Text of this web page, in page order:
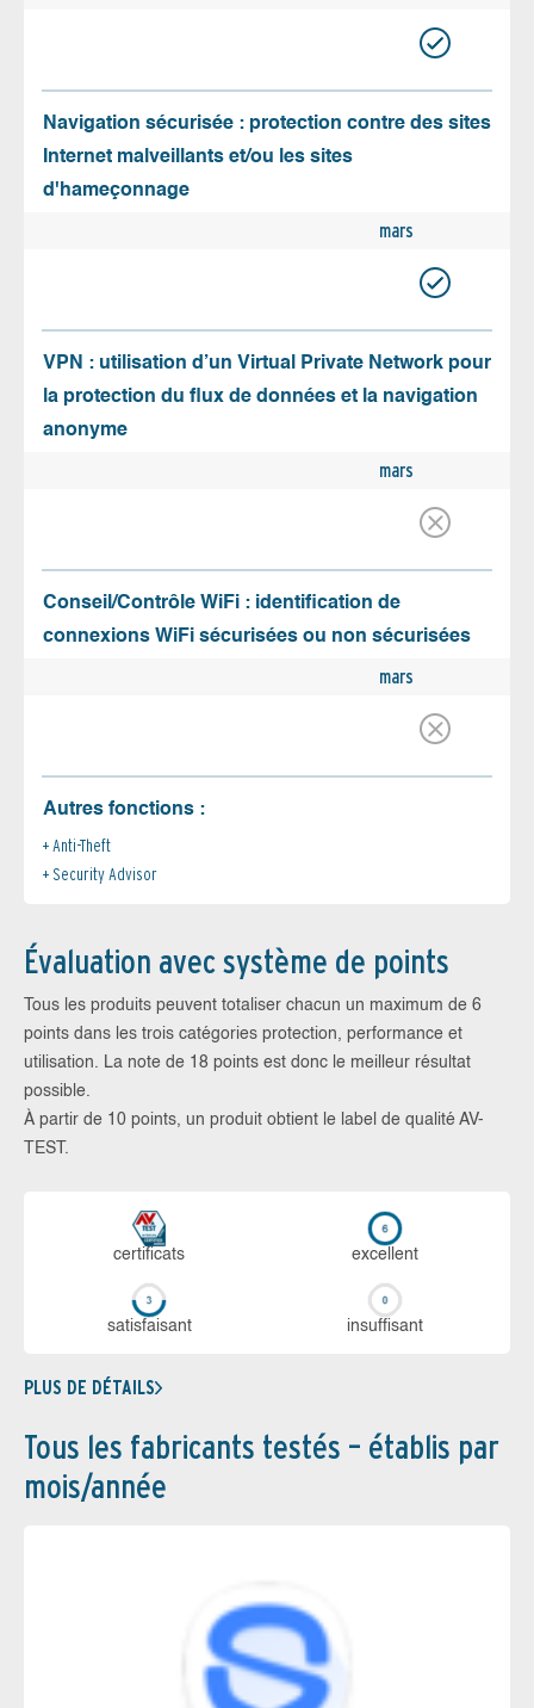
Navigation sécurisée : protection contre des sites
Internet malveillants et/ou les sites
d'hameçonnage
mars
VPN : utilisation d’un Virtual Private Network pour
la protection du flux de données et la navigation
anonyme
mars
Conseil/Contrôle WiFi : identification de
connexions WiFi sécurisées ou non sécurisées
mars
Autres fonctions :
Anti-Theft
Security Advisor
Évaluation avec système de points
Tous les produits peuvent totaliser chacun un maximum de 6
points dans les trois catégories protection, performance et
utilisation. La note de 18 points est donc le meilleur résultat
possible.
À partir de 10 points, un produit obtient le label de qualité AV-
TEST.
certi­ficats ex­cellent
sa­tis­fai­sant in­suf­fi­sant
PLUS DE DÉTAILS
Tous les fabricants testés – établis par
mois/année